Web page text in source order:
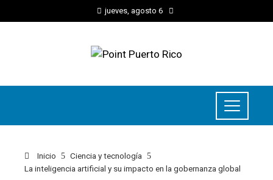
jueves, agosto 6
Inicio
Ciencia y tecnología
La inteligencia artificial y su impacto en la gobernanza global